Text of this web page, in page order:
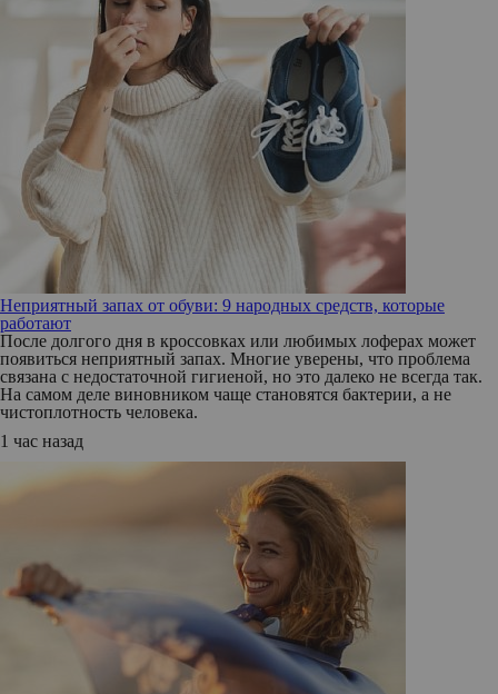
Неприятный запах от обуви: 9 народных средств, которые
работают
После долгого дня в кроссовках или любимых лоферах может
появиться неприятный запах. Многие уверены, что проблема
связана с недостаточной гигиеной, но это далеко не всегда так.
На самом деле виновником чаще становятся бактерии, а не
чистоплотность человека.
1 час назад